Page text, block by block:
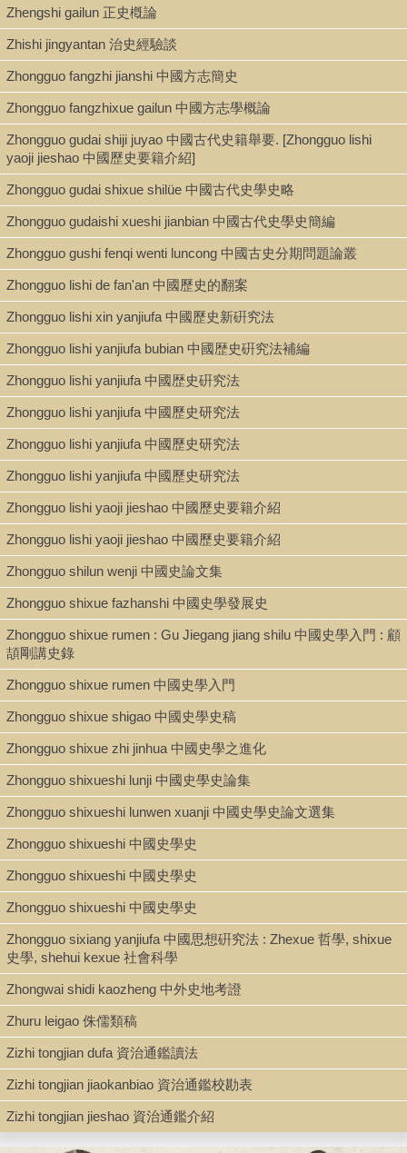
Zhengshi gailun 正史槪論
Zhishi jingyantan 治史經驗談
Zhongguo fangzhi jianshi 中國方志簡史
Zhongguo fangzhixue gailun 中國方志學概論
Zhongguo gudai shiji juyao 中國古代史籍舉要. [Zhongguo lishi
yaoji jieshao 中國歷史要籍介紹]
Zhongguo gudai shixue shilüe 中國古代史學史略
Zhongguo gudaishi xueshi jianbian 中國古代史學史簡編
Zhongguo gushi fenqi wenti luncong 中國古史分期問題論叢
Zhongguo lishi de fan'an 中國歷史的翻案
Zhongguo lishi xin yanjiufa 中國歷史新硏究法
Zhongguo lishi yanjiufa bubian 中國歴史硏究法補編
Zhongguo lishi yanjiufa 中國歴史硏究法
Zhongguo lishi yanjiufa 中國歷史研究法
Zhongguo lishi yanjiufa 中國歷史研究法
Zhongguo lishi yanjiufa 中國歷史研究法
Zhongguo lishi yaoji jieshao 中國歷史要籍介紹
Zhongguo lishi yaoji jieshao 中國歷史要籍介紹
Zhongguo shilun wenji 中國史論文集
Zhongguo shixue fazhanshi 中國史學發展史
Zhongguo shixue rumen : Gu Jiegang jiang shilu 中國史學入門 : 顧
頡剛講史錄
Zhongguo shixue rumen 中國史學入門
Zhongguo shixue shigao 中國史學史稿
Zhongguo shixue zhi jinhua 中國史學之進化
Zhongguo shixueshi lunji 中國史學史論集
Zhongguo shixueshi lunwen xuanji 中國史學史論文選集
Zhongguo shixueshi 中國史學史
Zhongguo shixueshi 中國史學史
Zhongguo shixueshi 中國史學史
Zhongguo sixiang yanjiufa 中國思想硏究法 : Zhexue 哲學, shixue
史學, shehui kexue 社會科學
Zhongwai shidi kaozheng 中外史地考證
Zhuru leigao 侏儒類稿
Zizhi tongjian dufa 資治通鑑讀法
Zizhi tongjian jiaokanbiao 資治通鑑校勘表
Zizhi tongjian jieshao 資治通鑑介紹